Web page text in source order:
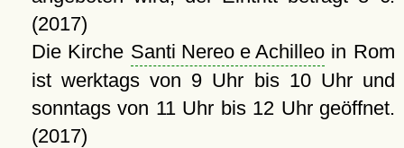
(2017)
Die Kirche Santi Nereo e Achilleoin Rom
ist werktags von 9 Uhr bis 10 Uhr und
sonntags von 11 Uhr bis 12 Uhr geöffnet.
(2017)